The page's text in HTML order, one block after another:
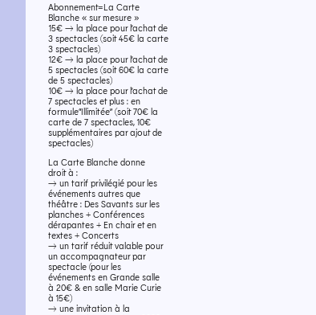
Abonnement=La Carte
Blanche « sur mesure »
15€ → la place pour l’achat de
3 spectacles (soit 45€ la carte
3 spectacles)
12€ → la place pour l’achat de
5 spectacles (soit 60€ la carte
de 5 spectacles)
10€ → la place pour l’achat de
7 spectacles et plus : en
formule​“Illimitée” (soit 70€ la
carte de 7 spectacles, 10€
supplémentaires par ajout de
spectacles)
La Carte Blanche donne
droit à :
→ un tarif privilégié pour les
événements autres que
théâtre : Des Savants sur les
planches + Conférences
dérapantes + En chair et en
textes + Concerts
→ un tarif réduit valable pour
un accompagnateur par
spectacle (pour les
événements en Grande salle
à 20€ & en salle Marie Curie
à 15€)
→ une invitation à la